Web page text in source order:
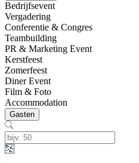
Bedrijfsevent
Vergadering
Conferentie & Congres
Teambuilding
PR & Marketing Event
Kerstfeest
Zomerfeest
Diner Event
Film & Foto
Accommodation
Gasten